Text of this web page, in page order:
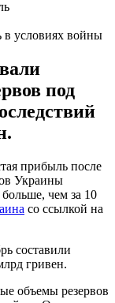
в условиях войны
под
прибыль после
Украины
чем за 10
со ссылкой на
составили
гривен.
объемы резервов